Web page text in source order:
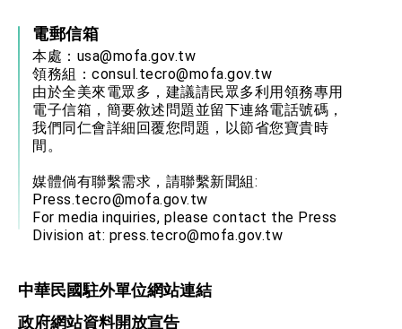
電郵信箱
本處： usa@mofa.gov.tw
領務組： consul.tecro@mofa.gov.tw
由於全美來電眾多，建議請民眾多利用領務專用
電子信箱，簡要敘述問題並留下連絡電話號碼，
我們同仁會詳細回覆您問題，以節省您寶貴時
間。
媒體倘有聯繫需求，請聯繫新聞組:
Press.tecro@mofa.gov.tw
For media inquiries, please contact the Press
Division at: press.tecro@mofa.gov.tw
中華民國駐外單位網站連結
政府網站資料開放宣告